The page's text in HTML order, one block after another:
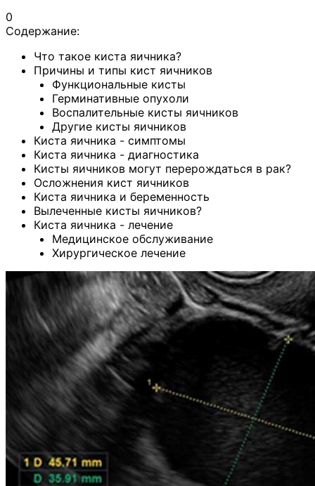
0
Содержание:
Что такое киста яичника?
Причины и типы кист яичников
Функциональные кисты
Герминативные опухоли
Воспалительные кисты яичников
Другие кисты яичников
Киста яичника - симптомы
Киста яичника - диагностика
Кисты яичников могут перерождаться в рак?
Осложнения кист яичников
Киста яичника и беременность
Вылеченные кисты яичников?
Киста яичника - лечение
Медицинское обслуживание
Хирургическое лечение